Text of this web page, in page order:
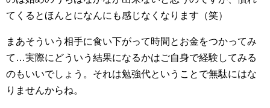
てくるとほんとになんにも感じなくなります（笑）
まあそういう相手に食い下がって時間とお金をつかってみ
て…実際にどういう結果になるかはご自身で経験してみる
のもいいでしょう。それは勉強代ということで無駄にはな
りませんからね。